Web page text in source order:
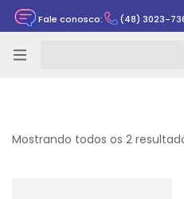
Fale conosco: (48) 3023-
Mostrando todos os 2